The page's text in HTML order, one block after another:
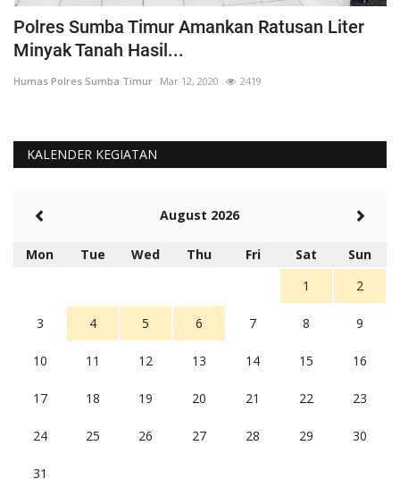
Polres Sumba Timur Amankan Ratusan Liter
Minyak Tanah Hasil...
Humas Polres Sumba Timur Mar 12, 2020 2419
KALENDER KEGIATAN
August 2026
Mon Tue Wed Thu Fri Sat
Sun
1
2
3 4 5 6 7 8 9
10 11 12 13 14 15 16
17 18 19 20 21 22 23
24 25 26 27 28 29 30
31